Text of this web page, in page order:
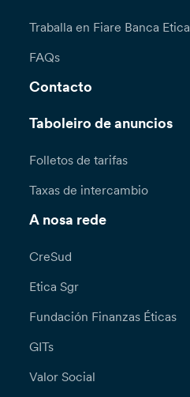
Traballa en Fiare Banca Etica
FAQs
Contacto
Taboleiro de anuncios
Folletos de tarifas
Taxas de intercambio
A nosa rede
CreSud
Etica Sgr
Fundación Finanzas Éticas
GITs
Valor Social